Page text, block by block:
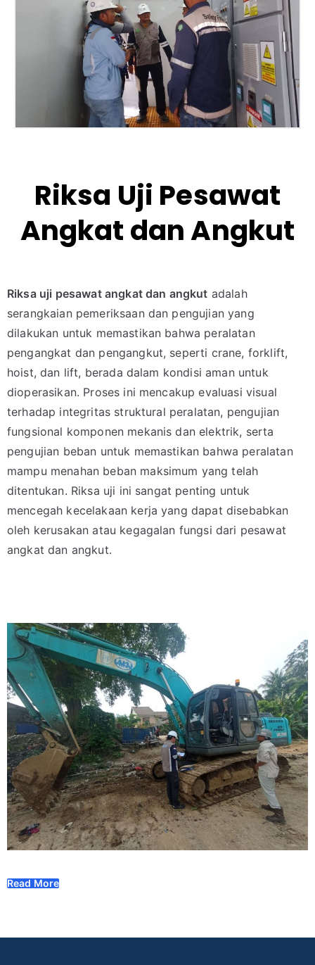
Riksa Uji Pesawat
Angkat dan Angkut
Riksa uji pesawat angkat dan angkut adalah
serangkaian pemeriksaan dan pengujian yang
dilakukan untuk memastikan bahwa peralatan
pengangkat dan pengangkut, seperti crane, forklift,
hoist, dan lift, berada dalam kondisi aman untuk
dioperasikan. Proses ini mencakup evaluasi visual
terhadap integritas struktural peralatan, pengujian
fungsional komponen mekanis dan elektrik, serta
pengujian beban untuk memastikan bahwa peralatan
mampu menahan beban maksimum yang telah
ditentukan. Riksa uji ini sangat penting untuk
mencegah kecelakaan kerja yang dapat disebabkan
oleh kerusakan atau kegagalan fungsi dari pesawat
angkat dan angkut.
Read More